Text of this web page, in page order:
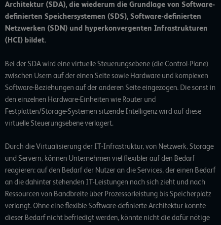
Architektur (SDA), die wiederum die Grundlage von Software-
definierten Speichersystemen (SDS), Software-definierten
Netzwerken (SDN) und hyperkonvergenten Infrastrukturen
(HCI) bildet.
Bei der SDA wird eine virtuelle Steuerungsebene (die Control-Plane)
zwischen Usern auf der einen Seite sowie Hardware und komplexen
Software-Beziehungen auf der anderen Seite eingezogen. Die sonst in
den einzelnen Hardware-Einheiten wie Router und
Festplatten/Storage-Systemen sitzende Intelligenz wird auf diese
virtuelle Steuerungsebene verlagert.
Durch dieVirtualisierung der IT-Infrastruktur, von Netzwerk, Storage
und Servern, können Unternehmen viel flexibler auf den Bedarf
reagieren: auf den Bedarf der Nutzer an die Services, der einen Bedarf
an die dahinter stehenden IT-Leistungen nach sich zieht und nach
Ressourcen von Bandbreite über Prozessorleistung bis Speicherplatz
verlangt. Ohne eine flexible Software-definierte Architektur könnte
dieser Bedarf nicht befriedigt werden, könnte nicht die dafür nötige